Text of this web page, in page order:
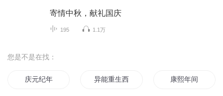
寄情中秋，献礼国庆
195 1.1万
您是不是在找：
庆元纪年 异能重生西门庆 康熙年间